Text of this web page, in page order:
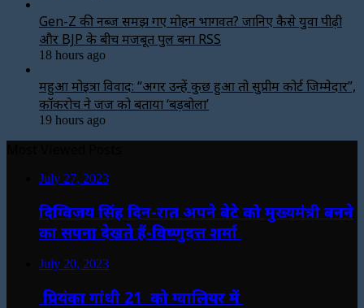
Gen-Z की नब्ज समझ गए मोहन भागवत? जानिए कैसे युवा पीढ़ी
और BJP के बीच मजबूत पुल बना RSS
18 hours ago
महुआ मोइत्रा विवाद: “अगर उन्हें कुछ हुआ तो सुप्रीम कोर्ट जिम्मेदार”,
कॉकरोच ने जज को बताया ‘बड़बोला’
19 hours ago
July 27, 2023
दिग्विजय सिंह दिन-रात अपने बेटे को मुख्यमंत्री बनने
का सपना देखते हैं-विष्णुदत्त शर्मा
July 20, 2023
प्रियंका गांधी 21 को ग्वालियर में